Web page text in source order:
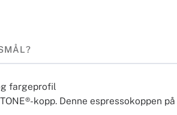
fargeprofil
kopp. Denne espressokoppen